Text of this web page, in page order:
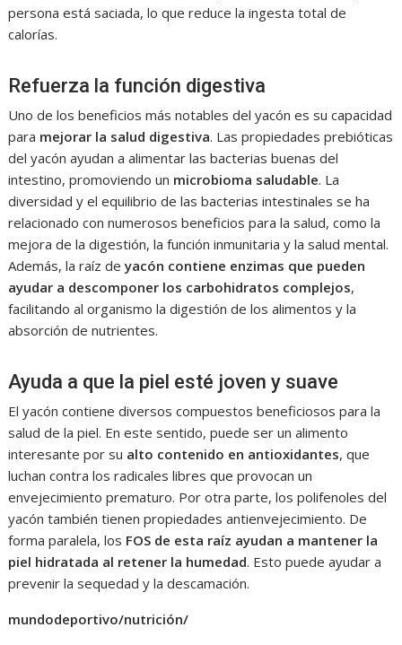
persona está saciada, lo que reduce la ingesta total de
calorías.
Refuerza la función digestiva
Uno de los beneficios más notables del yacón es su capacidad
para mejorar la salud digestiva. Las propiedades prebióticas
del yacón ayudan a alimentar las bacterias buenas del
intestino, promoviendo un microbioma saludable. La
diversidad y el equilibrio de las bacterias intestinales se ha
relacionado con numerosos beneficios para la salud, como la
mejora de la digestión, la función inmunitaria y la salud mental.
Además, la raíz deyacón contiene enzimas que pueden
ayudar a descomponer los carbohidratos complejos,
facilitando al organismo la digestión de los alimentos y la
absorción de nutrientes.
Ayuda a que la piel esté joven y suave
El yacón contiene diversos compuestos beneficiosos para la
salud de la piel. En este sentido, puede ser un alimento
interesante por su alto contenido en antioxidantes, que
luchan contra los radicales libres que provocan un
envejecimiento prematuro. Por otra parte, los polifenoles del
yacón también tienen propiedades antienvejecimiento. De
forma paralela, los FOS de esta raíz ayudan a mantener la
piel hidratada al retener la humedad. Esto puede ayudar a
prevenir la sequedad y la descamación.
mundodeportivo/nutrición/